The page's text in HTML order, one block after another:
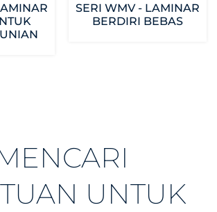
SERI WMV - LAMINAR
BERDIRI BEBAS
UNTUK